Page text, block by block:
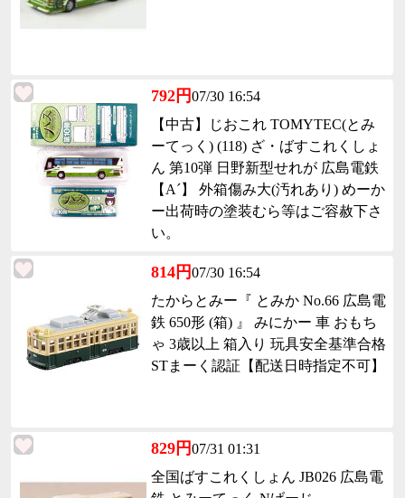
792円07/30 16:54
【中古】じおこれ TOMYTEC(とみ
ーてっく) (118) ざ・ばすこれくしょ
ん 第10弾 日野新型せれが 広島電鉄
【A´】 外箱傷み大(汚れあり) めーか
ー出荷時の塗装むら等はご容赦下さ
い。
814円07/30 16:54
たからとみー『 とみか No.66 広島電
鉄 650形 (箱) 』 みにかー 車 おもち
ゃ 3歳以上 箱入り 玩具安全基準合格
STまーく認証【配送日時指定不可】
829円07/31 01:31
全国ばすこれくしょん JB026 広島電